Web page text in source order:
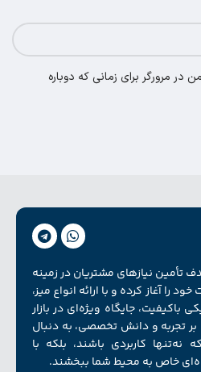
در مرورگر برای زمانی که دوباره
تأمین نیازهای مشتریان در زمینه
را آغاز کرده و با ارائه انواع میز،
باکیفیت، جایگاه ویژه‌ای در بازار
تجربه و دانش تخصصی، به دنبال
کاربردی باشند، بلکه با
خاص به محیط شما ببخشند.